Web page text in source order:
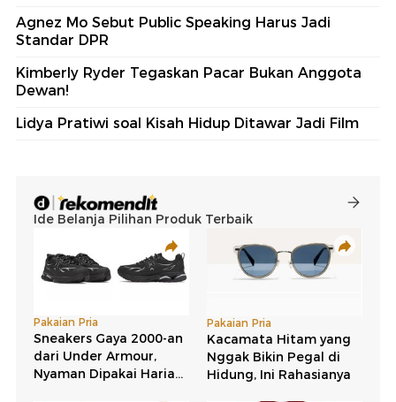
Agnez Mo Sebut Public Speaking Harus Jadi
Standar DPR
Kimberly Ryder Tegaskan Pacar Bukan Anggota
Dewan!
Lidya Pratiwi soal Kisah Hidup Ditawar Jadi Film